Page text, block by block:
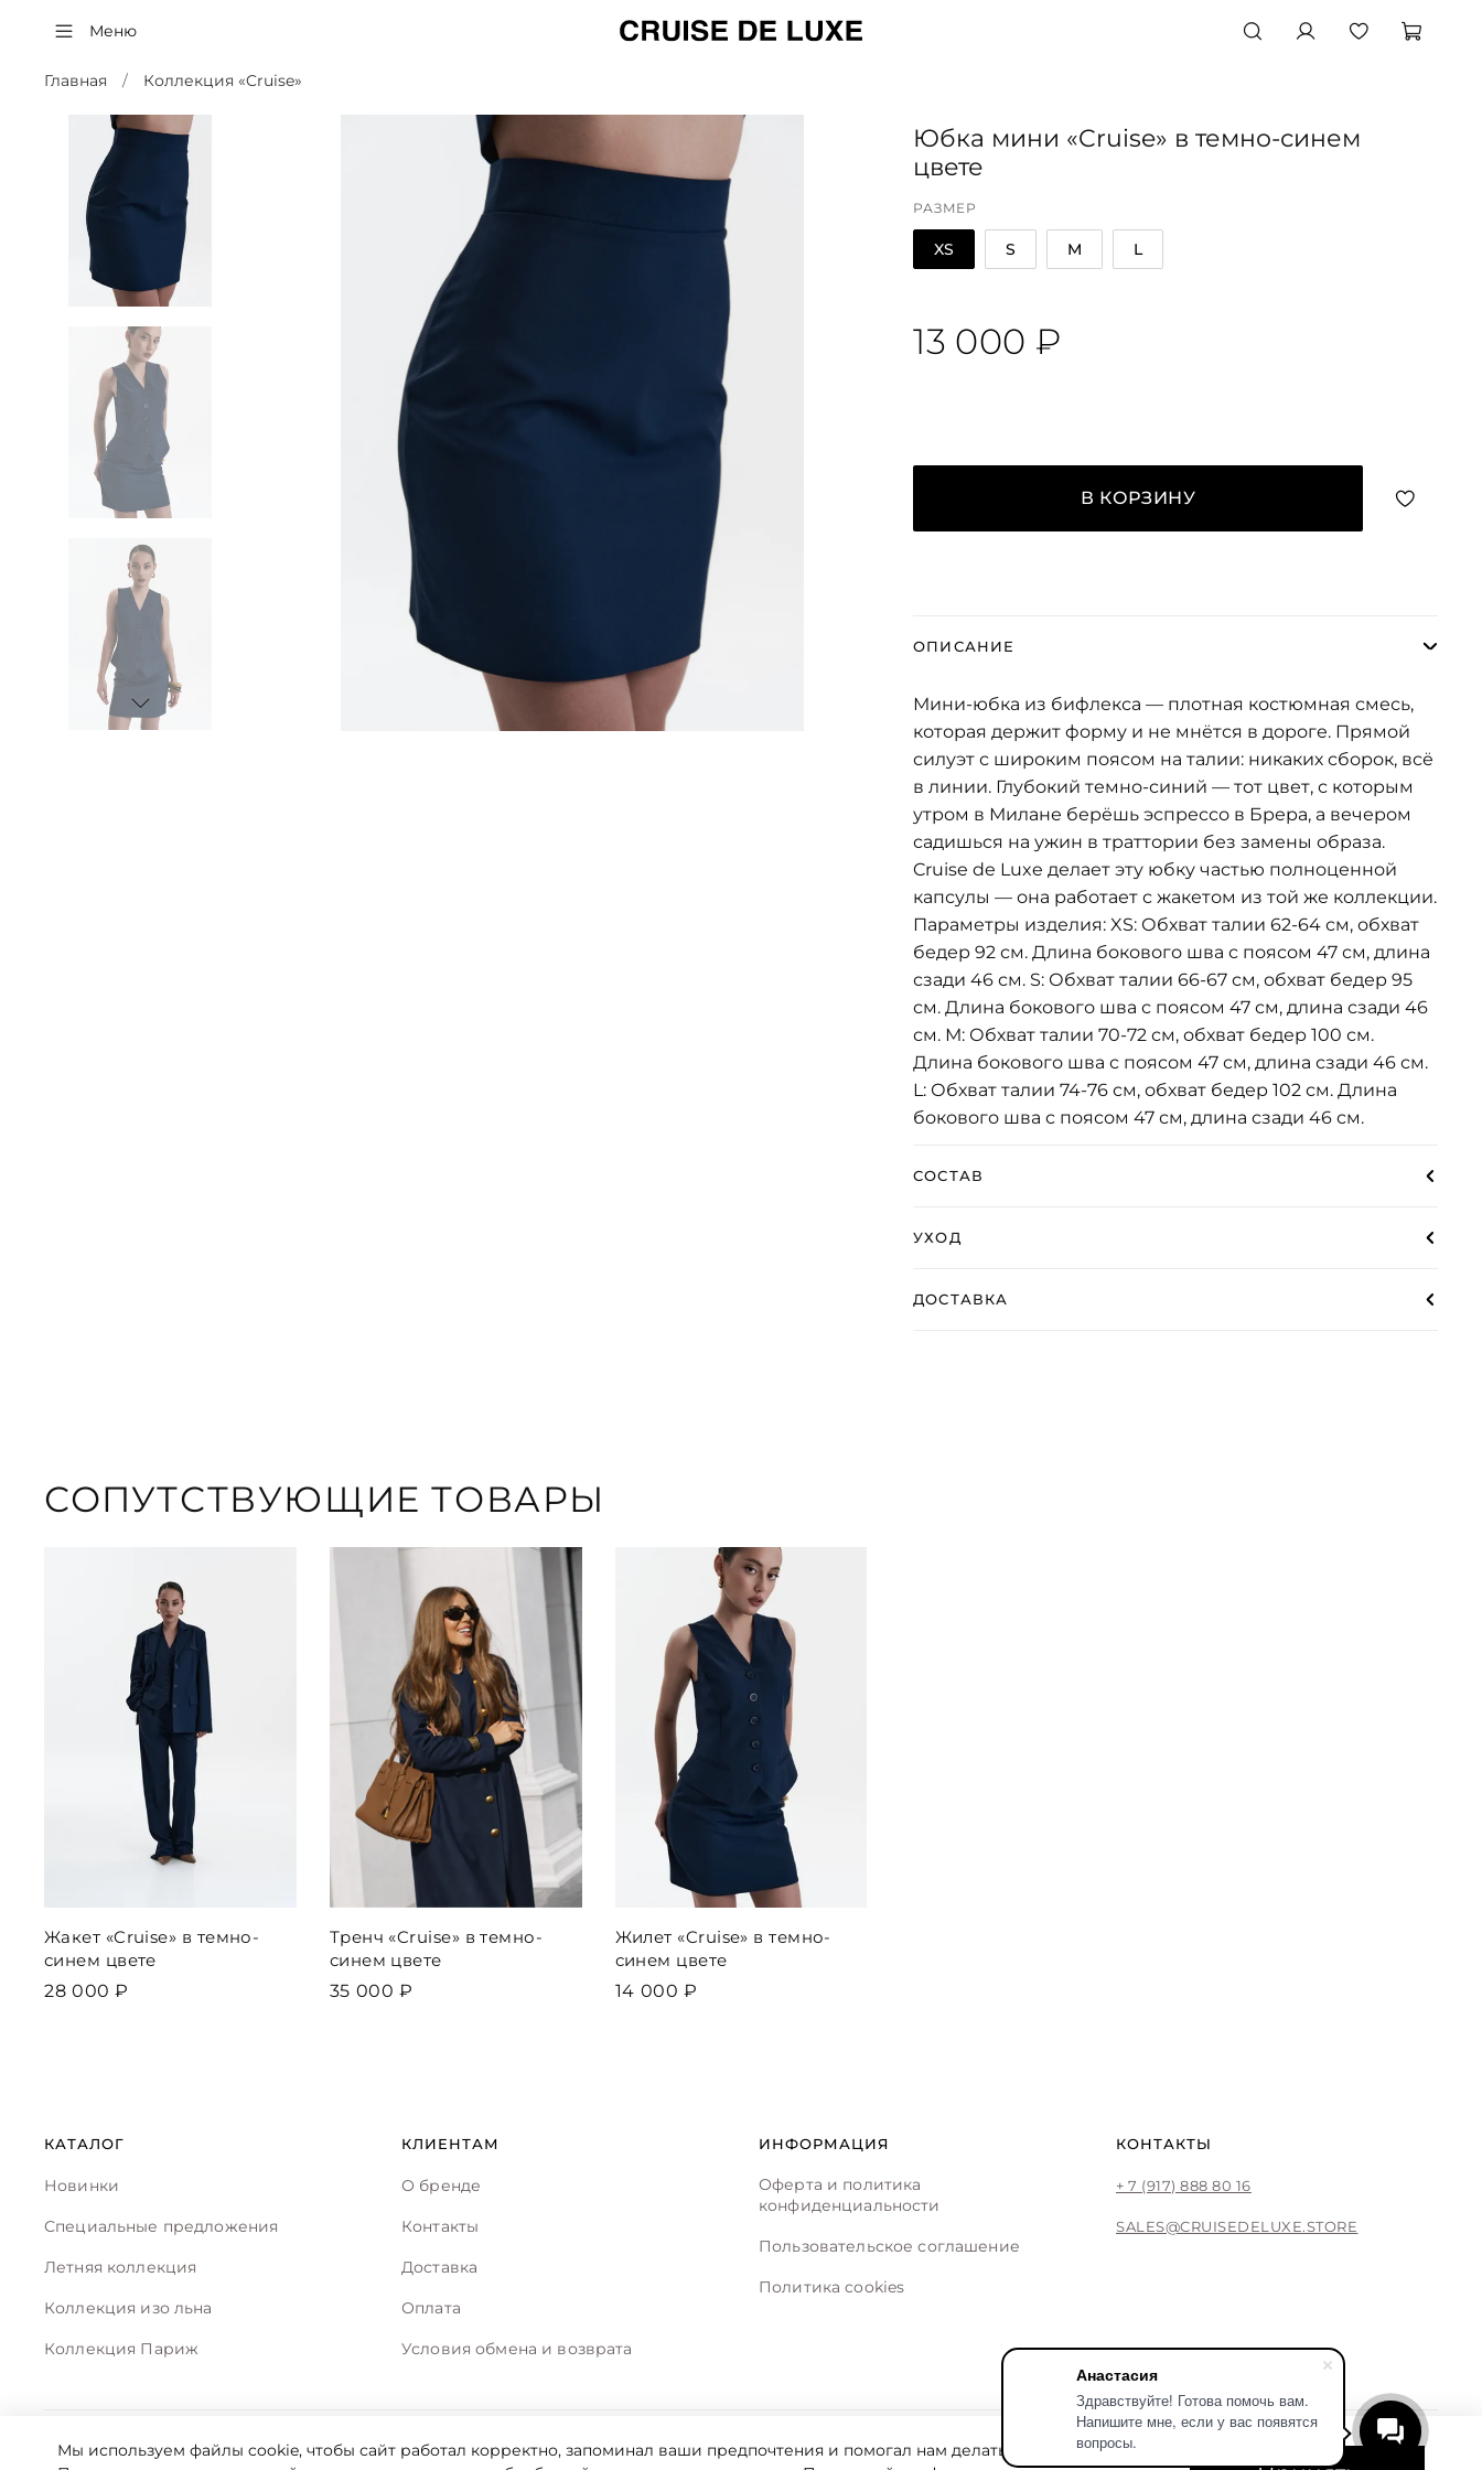
Анастасия
Здравствуйте! Готова помочь вам.
Напишите мне, если у вас появятся
вопросы.
Меню
Главная Коллекция «Cruise»
Юбка мини «Cruise» в темно-синем
цвете
РАЗМЕР
XS S M L
13 000 ₽
В КОРЗИНУ
ОПИСАНИЕ
Мини-юбка из бифлекса — плотная костюмная смесь,
которая держит форму и не мнётся в дороге. Прямой
силуэт с широким поясом на талии: никаких сборок, всё
в линии. Глубокий темно-синий — тот цвет, с которым
утром в Милане берёшь эспрессо в Брера, а вечером
садишься на ужин в траттории без замены образа.
Cruise de Luxe делает эту юбку частью полноценной
капсулы — она работает с жакетом из той же коллекции.
Параметры изделия: XS: Обхват талии 62-64 см, обхват
бедер 92 см. Длина бокового шва с поясом 47 см, длина
сзади 46 см. S: Обхват талии 66-67 см, обхват бедер 95
см. Длина бокового шва с поясом 47 см, длина сзади 46
см. М: Обхват талии 70-72 см, обхват бедер 100 см.
Длина бокового шва с поясом 47 см, длина сзади 46 см.
L: Обхват талии 74-76 см, обхват бедер 102 см. Длина
бокового шва с поясом 47 см, длина сзади 46 см.
СОСТАВ
УХОД
ДОСТАВКА
СОПУТСТВУЮЩИЕ ТОВАРЫ
Жакет «Cruise» в темно-
синем цвете
28 000 ₽
Тренч «Cruise» в темно-
синем цвете
35 000 ₽
Жилет «Cruise» в темно-
синем цвете
14 000 ₽
КАТАЛОГ
Новинки
Специальные предложения
Летняя коллекция
Коллекция изо льна
Коллекция Париж
КЛИЕНТАМ
О бренде
Контакты
Доставка
Оплата
Условия обмена и возврата
ИНФОРМАЦИЯ
Оферта и политика
конфиденциальности
Пользовательское соглашение
Политика cookies
КОНТАКТЫ
+ 7 (917) 888 80 16
SALES@CRUISEDELUXE.STORE
CRUISE DE LUXE
Мы используем файлы cookie, чтобы сайт работал корректно, запоминал ваши предпочтения и помогал нам делать его удобнее.